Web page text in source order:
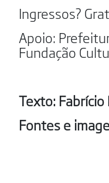
Ingressos?
Apoio:
Fundação
Texto:
Fontes e